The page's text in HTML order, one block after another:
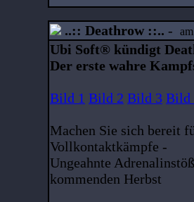
..:: Deathrow ::.. -
Ubi Soft® kündigt
Der erste wahre
Bild 1 Bild 2 Bild 3 Bild
Machen Sie sich bereit
Vollkontaktkämpfe -
Ungeahnte
kommenden Herbst